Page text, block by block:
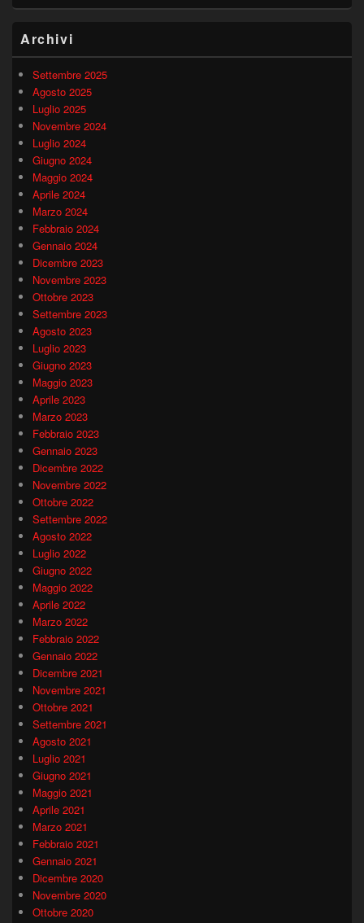
Archivi
Settembre 2025
Agosto 2025
Luglio 2025
Novembre 2024
Luglio 2024
Giugno 2024
Maggio 2024
Aprile 2024
Marzo 2024
Febbraio 2024
Gennaio 2024
Dicembre 2023
Novembre 2023
Ottobre 2023
Settembre 2023
Agosto 2023
Luglio 2023
Giugno 2023
Maggio 2023
Aprile 2023
Marzo 2023
Febbraio 2023
Gennaio 2023
Dicembre 2022
Novembre 2022
Ottobre 2022
Settembre 2022
Agosto 2022
Luglio 2022
Giugno 2022
Maggio 2022
Aprile 2022
Marzo 2022
Febbraio 2022
Gennaio 2022
Dicembre 2021
Novembre 2021
Ottobre 2021
Settembre 2021
Agosto 2021
Luglio 2021
Giugno 2021
Maggio 2021
Aprile 2021
Marzo 2021
Febbraio 2021
Gennaio 2021
Dicembre 2020
Novembre 2020
Ottobre 2020